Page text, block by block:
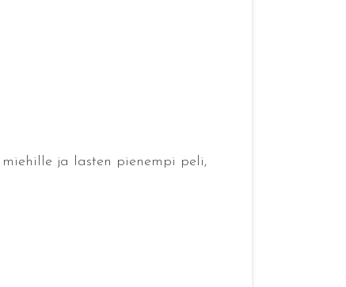
ja lasten pienempi peli,